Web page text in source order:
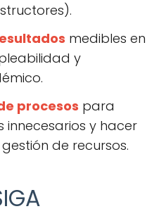
medibles en
y
procesos para
innecesarios y hacer
de recursos.